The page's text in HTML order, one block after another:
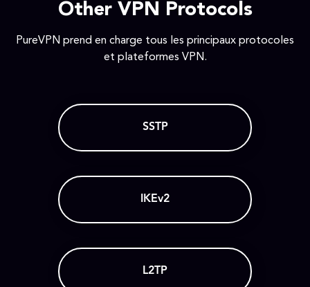
Other VPN Protocols
PureVPN prend en charge tous les principaux protocoles
et plateformes VPN.
SSTP
IKEv2
L2TP